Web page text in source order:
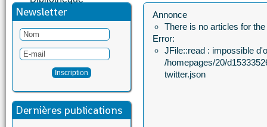
Newsletter
Dernières publications
Annonce
There is no articles for
Error:
JFile::read : impossible
/homepages/20/
twitter.json